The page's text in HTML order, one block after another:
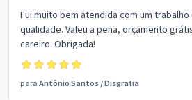
Fui muito bem atendida com um trabalho
qualidade. Valeu a pena, orçamento
careiro. Obrigada!
para Antônio Santos /Disgrafia